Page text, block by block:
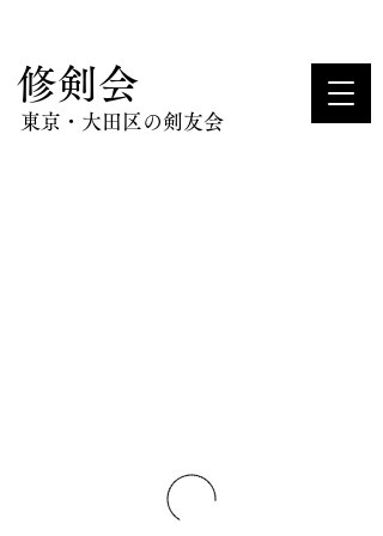
​修剣会
東京・大田区の剣友会